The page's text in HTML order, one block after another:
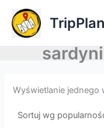
Przejdź
treści
Wyświetlanie jednego
Szukaj: